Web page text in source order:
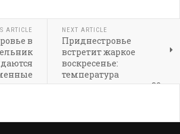
ARTICLE
в
NEXT ARTICLE
Приднестровье
встретит жаркое
воскресенье:
температура
поднимется выше +30